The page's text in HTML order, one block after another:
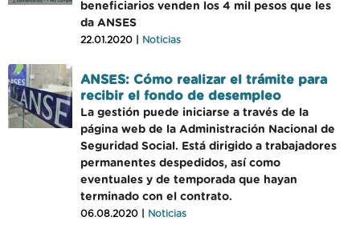
beneficiarios venden los 4 mil pesos que les
da ANSES
22.01.2020 | Noticias
ANSES: Cómo realizar el trámite para
recibir el fondo de desempleo
La gestión puede iniciarse a través de la
página web de la Administración Nacional de
Seguridad Social. Está dirigido a trabajadores
permanentes despedidos, así como
eventuales y de temporada que hayan
terminado con el contrato.
06.08.2020 | Noticias